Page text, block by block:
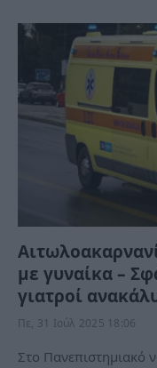
με γυναίκα –
γιατροί
Πε, 31 Ιούλ 2025 18:06
Στο Πανεπιστημιακό